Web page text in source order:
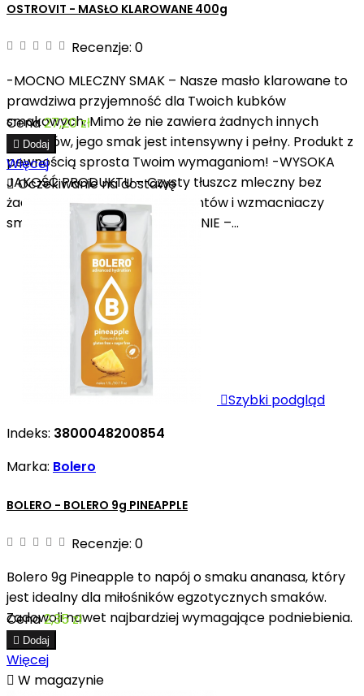
OSTROVIT - MASŁO KLAROWANE 400g
Recenzje: 0
-MOCNO MLECZNY SMAK – Nasze masło klarowane to
prawdziwa przyjemność dla Twoich kubków
smakowych. Mimo że nie zawiera żadnych innych
dodatków, jego smak jest intensywny i pełny. Produkt z
pewnością sprosta Twoim wymaganiom! -WYSOKA
JAKOŚĆ PRODUKTU – Czysty tłuszcz mleczny bez
żadnych dodatków, konserwantów i wzmacniaczy
smaku. -WYGODNE OPAKOWANIE –...
Cena27,20 zł
 Dodaj
Więcej
Oczekiwanie na dostawę
Szybki podgląd
Indeks: 3800048200854
Marka: Bolero
BOLERO - BOLERO 9g PINEAPPLE
Recenzje: 0
Bolero 9g Pineapple to napój o smaku ananasa, który
jest idealny dla miłośników egzotycznych smaków.
Zadowoli nawet najbardziej wymagające podniebienia.
Cena2,35 zł
 Dodaj
Więcej
 W magazynie